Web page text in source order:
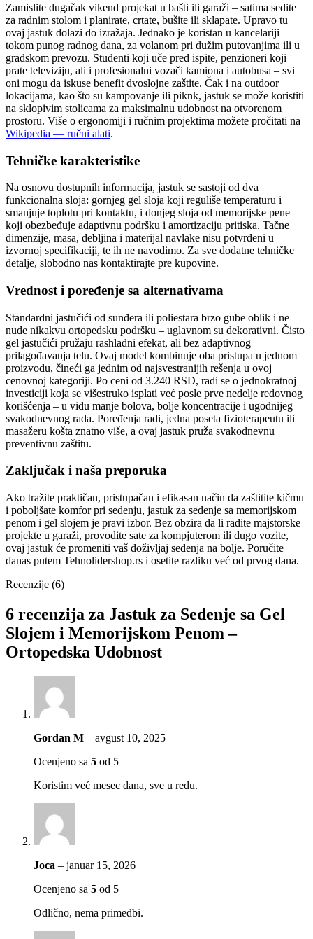
Zamislite dugačak vikend projekat u bašti ili garaži – satima sedite
za radnim stolom i planirate, crtate, bušite ili sklapate. Upravo tu
ovaj jastuk dolazi do izražaja. Jednako je koristan u kancelariji
tokom punog radnog dana, za volanom pri dužim putovanjima ili u
gradskom prevozu. Studenti koji uče pred ispite, penzioneri koji
prate televiziju, ali i profesionalni vozači kamiona i autobusa – svi
oni mogu da iskuse benefit dvoslojne zaštite. Čak i na outdoor
lokacijama, kao što su kampovanje ili piknk, jastuk se može koristiti
na sklopivim stolicama za maksimalnu udobnost na otvorenom
prostoru. Više o ergonomiji i ručnim projektima možete pročitati na
Wikipedia — ručni alati.
Tehničke karakteristike
Na osnovu dostupnih informacija, jastuk se sastoji od dva
funkcionalna sloja: gornjeg gel sloja koji reguliše temperaturu i
smanjuje toplotu pri kontaktu, i donjeg sloja od memorijske pene
koji obezbeđuje adaptivnu podršku i amortizaciju pritiska. Tačne
dimenzije, masa, debljina i materijal navlake nisu potvrđeni u
izvornoj specifikaciji, te ih ne navodimo. Za sve dodatne tehničke
detalje, slobodno nas kontaktirajte pre kupovine.
Vrednost i poređenje sa alternativama
Standardni jastučići od sunđera ili poliestara brzo gube oblik i ne
nude nikakvu ortopedsku podršku – uglavnom su dekorativni. Čisto
gel jastučići pružaju rashladni efekat, ali bez adaptivnog
prilagođavanja telu. Ovaj model kombinuje oba pristupa u jednom
proizvodu, čineći ga jednim od najsvestranijih rešenja u ovoj
cenovnoj kategoriji. Po ceni od 3.240 RSD, radi se o jednokratnoj
investiciji koja se višestruko isplati već posle prve nedelje redovnog
korišćenja – u vidu manje bolova, bolje koncentracije i ugodnijeg
svakodnevnog rada. Poređenja radi, jedna poseta fizioterapeutu ili
masažeru košta znatno više, a ovaj jastuk pruža svakodnevnu
preventivnu zaštitu.
Zaključak i naša preporuka
Ako tražite praktičan, pristupačan i efikasan način da zaštitite kičmu
i poboljšate komfor pri sedenju, jastuk za sedenje sa memorijskom
penom i gel slojem je pravi izbor. Bez obzira da li radite majstorske
projekte u garaži, provodite sate za kompjuterom ili dugo vozite,
ovaj jastuk će promeniti vaš doživljaj sedenja na bolje. Poručite
danas putem Tehnolidershop.rs i osetite razliku već od prvog dana.
Recenzije (6)
6 recenzija za Jastuk za Sedenje sa Gel
Slojem i Memorijskom Penom –
Ortopedska Udobnost
Gordan M – avgust 10, 2025
Ocenjeno sa 5 od 5
Koristim već mesec dana, sve u redu.
Joca – januar 15, 2026
Ocenjeno sa 5 od 5
Odlično, nema primedbi.